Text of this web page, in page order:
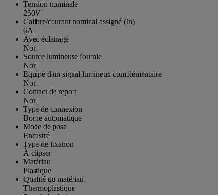
Tension nominale
250V
Calibre/courant nominal assigné (In)
6A
Avec éclairage
Non
Source lumineuse fournie
Non
Equipé d'un signal lumineux complémentaire
Non
Contact de report
Non
Type de connexion
Borne automatique
Mode de pose
Encastré
Type de fixation
À clipser
Matériau
Plastique
Qualité du matériau
Thermoplastique